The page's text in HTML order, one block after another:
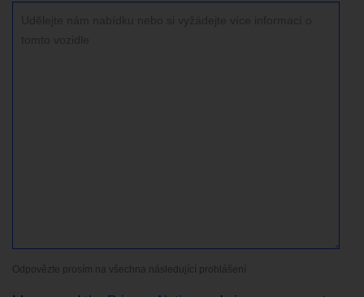
Odpovězte prosím na všechna následující prohlášení